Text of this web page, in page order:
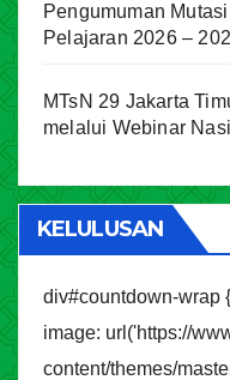
Pengumuman
Pelajaran 2026 –
MTsN 29 Jakarta
melalui Webinar
KELULUSAN
div#countdown-wrap
image: url('https://
content/themes/